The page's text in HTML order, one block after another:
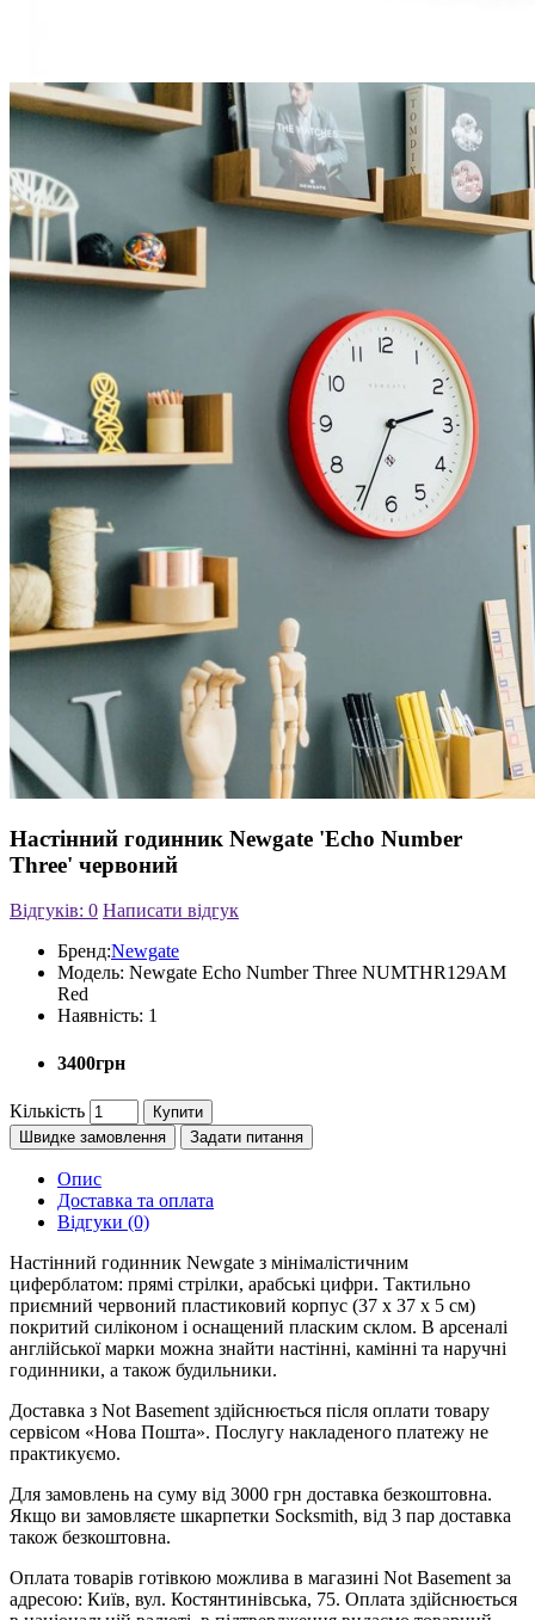
Настінний годинник Newgate 'Echo Number
Three' червоний
Відгуків: 0 Написати відгук
Бренд:Newgate
Модель: Newgate Echo Number Three NUMTHR129AM
Red
Наявність: 1
3400грн
Кількість
Купити
Швидке замовлення
Задати питання
Опис
Доставка та оплата
Відгуки (0)
Настінний годинник Newgate з мінімалістичним
циферблатом: прямі стрілки, арабські цифри. Тактильно
приємний червоний пластиковий корпус (37 x 37 x 5 см)
покритий силіконом і оснащений пласким склом. В арсеналі
англійської марки можна знайти настінні, камінні та наручні
годинники, а також будильники.
Доставка з Not Basement здійснюється після оплати товару
сервісом «Нова Пошта». Послугу накладеного платежу не
практикуємо.
Для замовлень на суму від 3000 грн доставка безкоштовна.
Якщо ви замовляєте шкарпетки Socksmith, від 3 пар доставка
також безкоштовна.
Оплата товарів готівкою можлива в магазині Not Basement за
адресою: Київ, вул. Костянтинівська, 75. Оплата здійснюється